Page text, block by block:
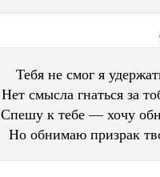
Тебя не смог я
Нет смысла гнаться за
Спешу к тебе — хочу
Но обнимаю призрак